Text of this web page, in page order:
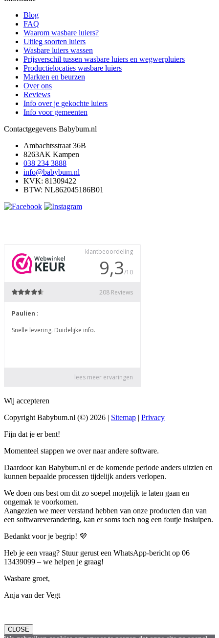
Blog
FAQ
Waarom wasbare luiers?
Uitleg soorten luiers
Wasbare luiers wassen
Prijsverschil tussen wasbare luiers en wegwerpluiers
Productielocaties wasbare luiers
Markten en beurzen
Over ons
Reviews
Info over je gekochte luiers
Info voor gemeenten
Contactgegevens Babybum.nl
Ambachtsstraat 36B
8263AK Kampen
038 234 3888
info@babybum.nl
KVK: 81309422
BTW: NL862045186B01
Wij accepteren
Copyright Babybum.nl (©) 2026 | Sitemap | Privacy
Fijn dat je er bent!
Momenteel stappen we over naar andere software.
Daardoor kan Babybum.nl er de komende periode anders uitzien en
kunnen bepaalde processen tijdelijk anders verlopen.
We doen ons best om dit zo soepel mogelijk te laten gaan en
ongemak te voorkomen.
Aangezien we meer verstand hebben van onze producten dan van
een softwareverandering, kan er soms toch nog een foutje insluipen.
Bedankt voor je begrip! 💜
Heb je een vraag? Stuur gerust een WhatsApp-bericht op 06
13439099 – we helpen je graag!
Wasbare groet,
Anja van der Vegt
CLOSE